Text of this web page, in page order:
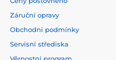
Záruční opravy
Obchodní podmínky
Servisní střediska